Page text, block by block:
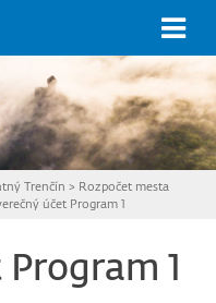
Trenčín > Rozpočet mesta
účet Program 1
1